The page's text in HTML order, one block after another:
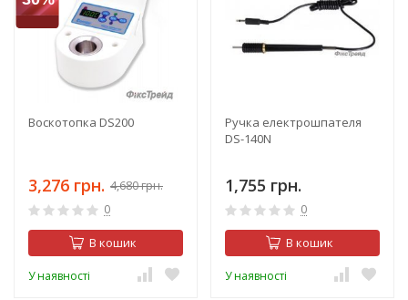
Воскотопка DS200
3,276 грн. 4,680 грн.
0
В кошик
У наявності
Ручка електрошпателя
DS-140N
1,755 грн.
0
В кошик
У наявності